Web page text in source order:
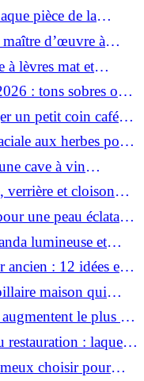
pièce de la
d’œuvre à
à lèvres mat et
: tons sobres ou
un petit coin café
aux herbes pour
?
cave à vin
verrière et cloison
?
une peau éclatante
lumineuse et
ancien : 12 idées et
maison qui
cheveux ?le plus la
?
: laquelle
?
choisir pour